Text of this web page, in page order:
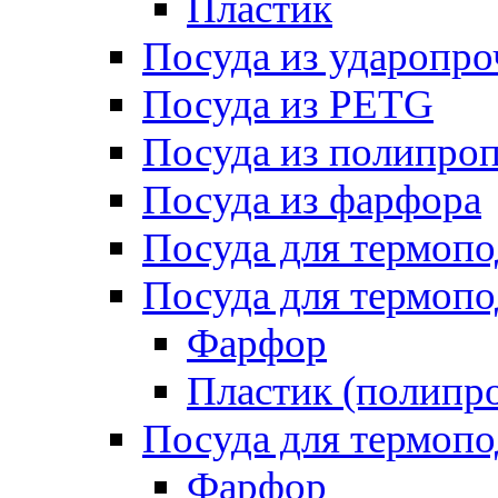
Посуда из
Посуда из PETG
Посуда из
Посуда из фарфора
Посуда для
Посуда для
Фарфор
Пластик
Посуда для
Фарфор